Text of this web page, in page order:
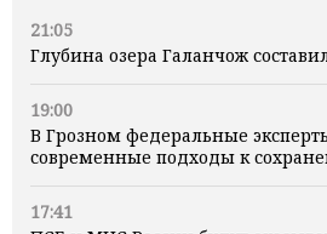
21:05
Глубина озера Галанчож
19:00
В Грозном федеральные
современные подходы к
17:41